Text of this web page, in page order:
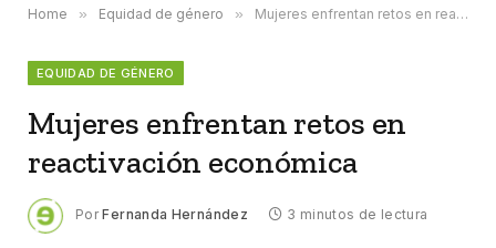
Home » Equidad de género » Mujeres enfrentan retos en reactivación económica
EQUIDAD DE GÉNERO
Mujeres enfrentan retos en
reactivación económica
Por Fernanda Hernández 3 minutos de lectura